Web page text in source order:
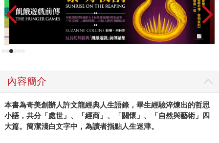
內容簡介
本書為奇美創辦人許文龍經典人生語錄，畢生經驗淬煉出的哲思
小語，共分「處世」、「經商」、「關懷」、「自然與藝術」四
大篇。簡潔淺白文字中，為讀者指點人生迷津。